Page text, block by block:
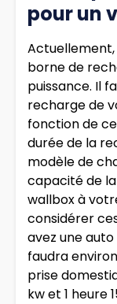
pour un
Actuellement,
borne de
puissance. Il
recharge de
fonction de
durée de la
modèle de
capacité de
wallbox à
considérer
avez une
faudra
prise
kw et 1 heure